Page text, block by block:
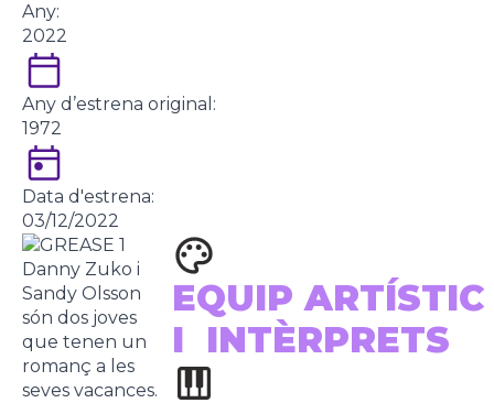
Any:
2022
Any d’estrena original:
1972
Data d'estrena:
03/12/2022
Danny Zuko i
Sandy Olsson
són dos joves
que tenen un
romanç a les
seves vacances.
EQUIP ARTÍSTIC
I INTÈRPRETS